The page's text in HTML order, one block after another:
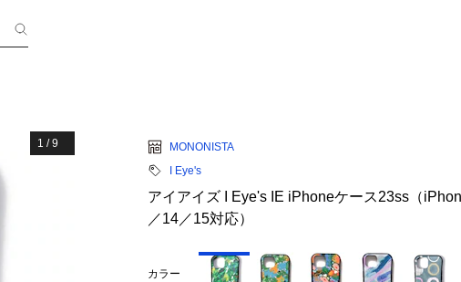
1 /9
MONONISTA
I Eye's
アイアイズ I Eye's IE iPhoneケース23ss（
／14／15対応）
カラー